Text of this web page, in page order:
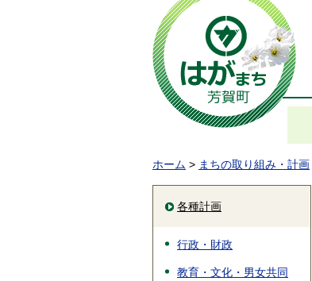
ホーム > まちの取り組み・計画
各種計画
行政・財政
教育・文化・男女共同